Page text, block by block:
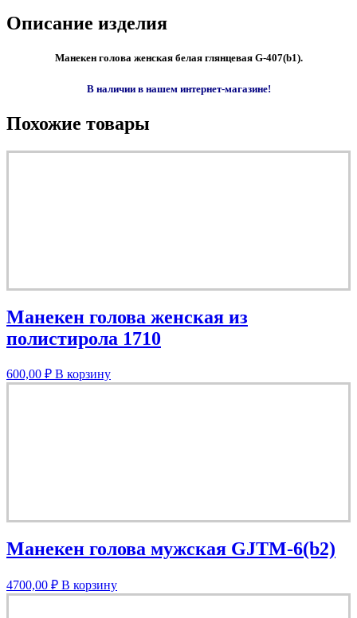
Описание изделия
Манекен голова женская белая глянцевая G-407(b1).
В наличии в нашем интернет-магазине!
Похожие товары
Манекен голова женская из
полистирола 1710
600,00 ₽ В корзину
Манекен голова мужская GJTM-6(b2)
4700,00 ₽ В корзину